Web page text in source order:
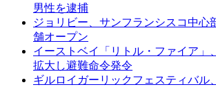
男性を逮捕
ジョリビー、サンフランシスコ中心
舗オープン
イーストベイ「リトル・ファイア」
拡大し避難命令発令
ギルロイガーリックフェスティバル